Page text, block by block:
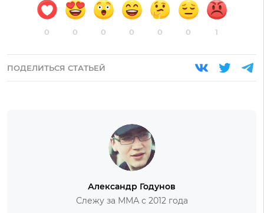
0 0 0 0 0 0 1
ПОДЕЛИТЬСЯ СТАТЬЕЙ
Александр Годунов
Слежу за ММА с 2012 года